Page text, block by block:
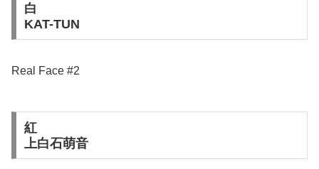
白
KAT-TUN
Real Face #2
紅
上白石萌音